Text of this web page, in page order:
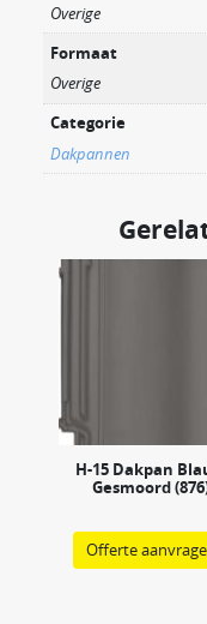
Overige
Formaat
Overige
Categorie
Dakpannen
H-15 Dakpan
Gesmoord
Offerte